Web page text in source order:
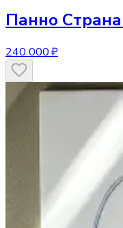
Панно
240 000 ₽